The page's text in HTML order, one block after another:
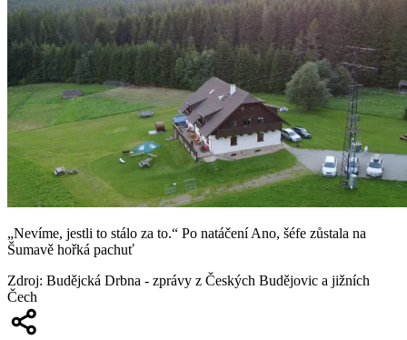
„Nevíme, jestli to stálo za to.“ Po natáčení Ano, šéfe zůstala na
Šumavě hořká pachuť
Zdroj: Budějcká Drbna - zprávy z Českých Budějovic a jižních
Čech